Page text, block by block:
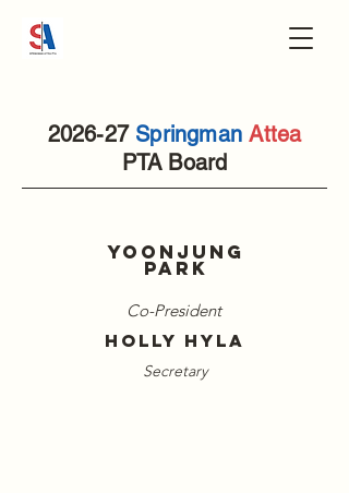
2026-27 Springman Attea
PTA Board
YoonJung
Park
Co-President
holly hyla
Secretary